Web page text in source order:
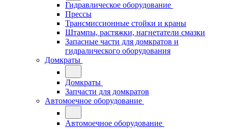
Гидравлическое оборудование
Прессы
Трансмиссионные стойки и краны
Штампы, растяжки, нагнетатели смазки
Запасные части для домкратов и
гидралического оборудования
Домкраты
Домкраты
Запчасти для домкратов
Автомоечное оборудование
Автомоечное оборудование